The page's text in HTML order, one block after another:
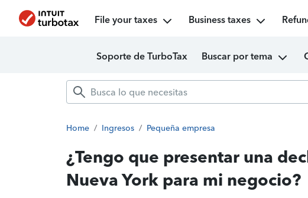
File your taxes Business taxes
Soporte de TurboTax Buscar por tema
Home / Ingresos / Pequeña empresa
¿Tengo que presentar una
Nueva York para mi negocio?